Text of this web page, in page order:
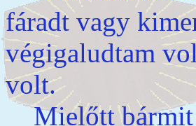
fáradt vagy
végigaludtam
volt.
Mielőtt bármit